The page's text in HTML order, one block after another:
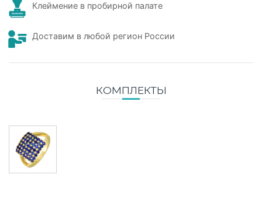
Клеймение в пробирной палате
Доставим в любой регион России
КОМПЛЕКТЫ